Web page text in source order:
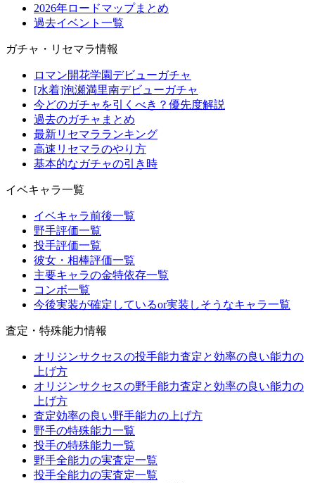
2026年ロードマップまとめ
過去イベント一覧
ガチャ・リセマラ情報
ロマン開花学園デビューガチャ
[水着]泡瀬満里南デビューガチャ
今どのガチャを引くべき？優先度解説
過去のガチャまとめ
最新リセマラランキング
高速リセマラのやり方
基本的なガチャの引き時
イベキャラ一覧
イベキャラ前後一覧
野手評価一覧
投手評価一覧
彼女・相棒評価一覧
主要キャラの金特依存一覧
コンボ一覧
今後実装が確定しているor実装しそうなキャラ一覧
査定・特殊能力情報
オリジンサクセスの投手能力査定と効率の良い能力の
上げ方
オリジンサクセスの野手能力査定と効率の良い能力の
上げ方
査定効率の良い野手能力の上げ方
野手の特殊能力一覧
投手の特殊能力一覧
野手全能力の実査定一覧
投手全能力の実査定一覧